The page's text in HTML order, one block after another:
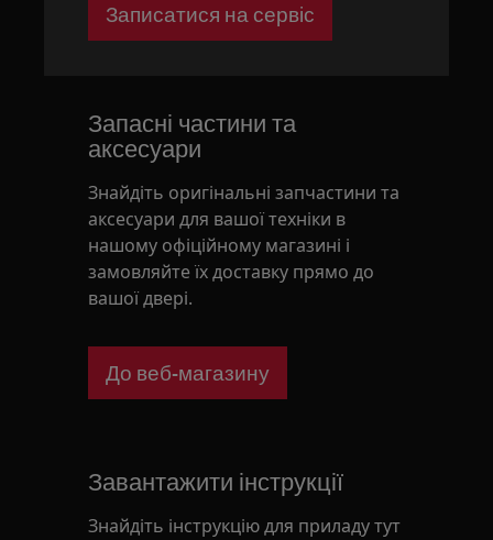
Записатися на сервіс
Запасні частини та
аксесуари
Знайдіть оригінальні запчастини та
аксесуари для вашої техніки в
нашому офіційному магазині і
замовляйте їх доставку прямо до
вашої двері.
До веб-магазину
Завантажити інструкції
Знайдіть інструкцію для приладу тут